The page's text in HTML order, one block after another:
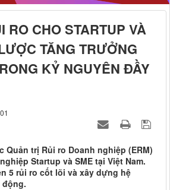
RO CHO STARTUP VÀ
TĂNG TRƯỞNG
KỶ NGUYÊN ĐẦY
Quản trị Rủi ro Doanh nghiệp (ERM)
Startup và SME tại Việt Nam.
5 rủi ro cốt lõi và xây dựng hệ